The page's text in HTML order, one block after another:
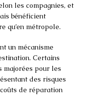
les compagnies, et
bénéficient
qu’en métropole.
un mécanisme
Certains
majorées pour les
des risques
de réparation